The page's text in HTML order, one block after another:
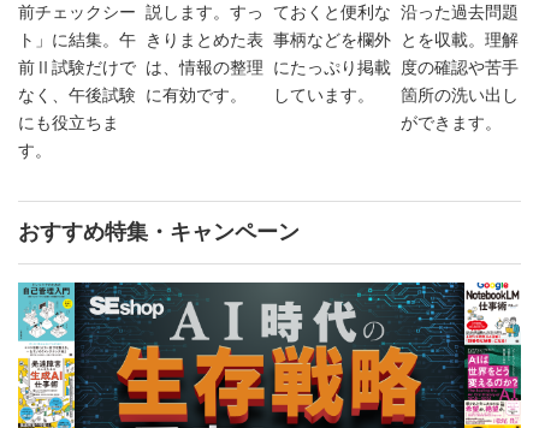
前チェックシー
ト」に結集。午
前Ⅱ試験だけで
なく、午後試験
にも役立ちま
す。
説します。すっ
きりまとめた表
は、情報の整理
に有効です。
ておくと便利な
事柄などを欄外
にたっぷり掲載
しています。
沿った過去問題
とを収載。理解
度の確認や苦手
箇所の洗い出し
ができます。
おすすめ特集・キャンペーン